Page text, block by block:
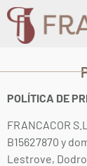
POLÍTICA DE
FRANCACOR
B15627870 y
Lestrove,